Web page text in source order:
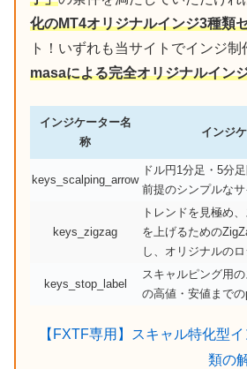
化のMT4オリジナルインジ3種類
ト！いずれも当サイトでインジ
masaによる完全オリジナルイン
インジケーター名
称
インジ
keys_scalping_arrow
ドル円1分足・5分
前提のシンプルな
keys_zigzag
トレンドを見極め
を上げるための
し、オリジナルのロ
keys_stop_label
スキャルピング用
の高値・安値までの
【FXTF専用】スキャル特化型
類の